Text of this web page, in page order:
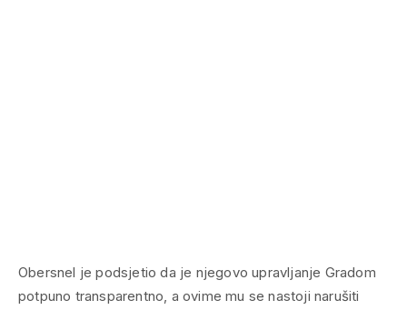
Obersnel je podsjetio da je njegovo upravljanje Gradom
potpuno transparentno, a ovime mu se nastoji narušiti